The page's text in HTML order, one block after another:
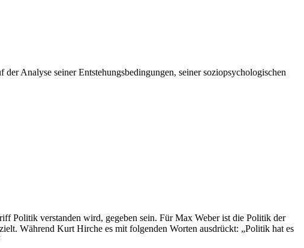
Analyse seiner Entstehungsbedingungen, seiner soziopsychologischen
Politik verstanden wird, gegeben sein. Für Max Weber ist die Politik der
Während Kurt Hirche es mit folgenden Worten ausdrückt: „Politik hat es